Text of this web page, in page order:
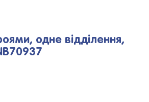
одне відділення,